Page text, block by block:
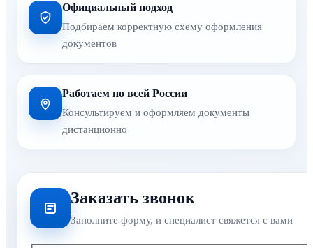
Официальный подход
Подбираем корректную схему оформления
документов
Работаем по всей России
Консультируем и оформляем документы
дистанционно
Заказать звонок
Заполните форму, и специалист свяжется с вами